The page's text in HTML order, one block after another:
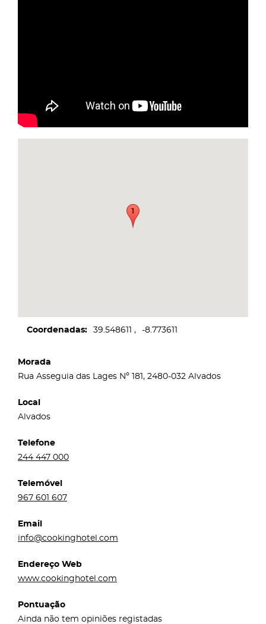
Coordenadas 39.548611 -8.773611
Morada
Rua Asseguia das Lages Nº 181, 2480-032 Alvados
Local
Alvados
Telefone
244 447 000
Telemóvel
967 601 607
Email
info@cookinghotel.com
Endereço Web
www.cookinghotel.com
Pontuação
Ainda não tem opiniões registadas